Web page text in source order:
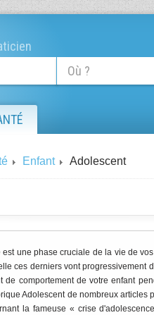
Enfant Adolescent
est une phase cruciale de la vie de
ces derniers vont progressivement
de comportement de votre enfant
Adolescent de nombreux articles
la fameuse « crise